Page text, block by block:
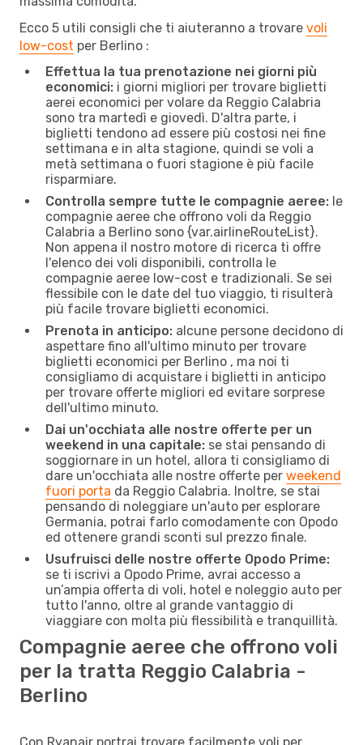
Ecco 5 utili consigli che ti aiuteranno a trovare voli
low-cost per Berlino :
Effettua la tua prenotazione nei giorni più
economici: i giorni migliori per trovare biglietti
aerei economici per volare da Reggio Calabria
sono tra martedì e giovedì. D'altra parte, i
biglietti tendono ad essere più costosi nei fine
settimana e in alta stagione, quindi se voli a
metà settimana o fuori stagione è più facile
risparmiare.
Controlla sempre tutte le compagnie aeree: le
compagnie aeree che offrono voli da Reggio
Calabria a Berlino sono {​var.airlineRouteList}.
Non appena il nostro motore di ricerca ti offre
l'elenco dei voli disponibili, controlla le
compagnie aeree low-cost e tradizionali. Se sei
flessibile con le date del tuo viaggio, ti risulterà
più facile trovare biglietti economici.
Prenota in anticipo: alcune persone decidono di
aspettare fino all'ultimo minuto per trovare
biglietti economici per Berlino , ma noi ti
consigliamo di acquistare i biglietti in anticipo
per trovare offerte migliori ed evitare sorprese
dell'ultimo minuto.
Dai un'occhiata alle nostre offerte per un
weekend in una capitale: se stai pensando di
soggiornare in un hotel, allora ti consigliamo di
dare un'occhiata alle nostre offerte per weekend
fuori porta da Reggio Calabria. Inoltre, se stai
pensando di noleggiare un'auto per esplorare
Germania, potrai farlo comodamente con Opodo
ed ottenere grandi sconti sul prezzo finale.
Usufruisci delle nostre offerte Opodo Prime:
se ti iscrivi a Opodo Prime, avrai accesso a
un’ampia offerta di voli, hotel e noleggio auto per
tutto l'anno, oltre al grande vantaggio di
viaggiare con molta più flessibilità e tranquillità.
Compagnie aeree che offrono voli
per la tratta Reggio Calabria -
Berlino